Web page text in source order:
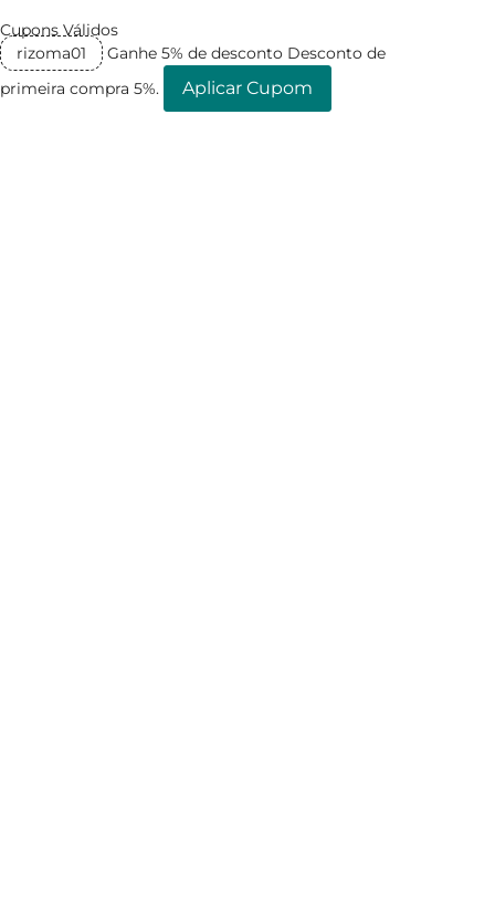
Cupons Válidos
rizoma01
Ganhe 5% de desconto Desconto de
primeira compra 5%.
Aplicar Cupom